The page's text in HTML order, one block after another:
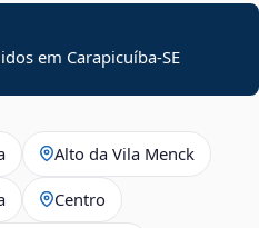
em Carapicuíba-SE
Alto da Vila Menck
Centro